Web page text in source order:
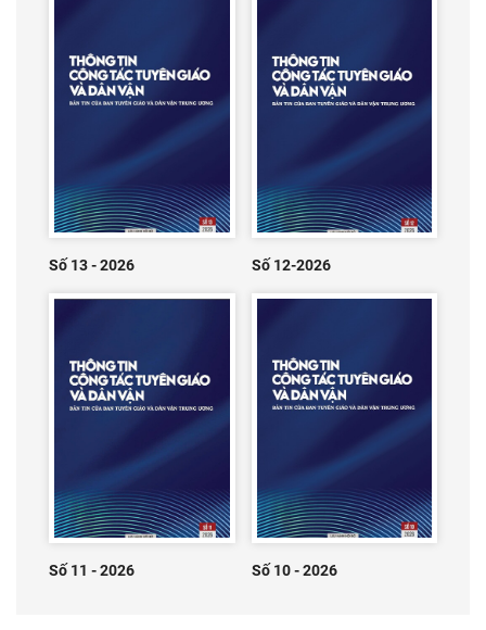
Số 13 - 2026 Số 12-2026
Số 11 - 2026 Số 10 - 2026